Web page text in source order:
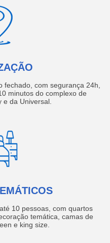
com segurança 24h,
minutos do complexo de
e da Universal.
10 pessoas, com quartos
temática, camas de
e king size.